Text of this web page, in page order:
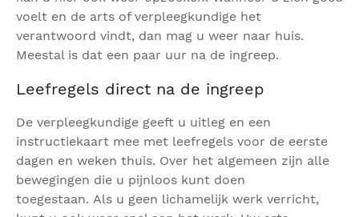
voelt en de arts of verpleegkundige het
verantwoord vindt, dan mag u weer naar huis.
Meestal is dat een paar uur na de ingreep.
Leefregels direct na de ingreep
De verpleegkundige geeft u uitleg en een
instructiekaart mee met leefregels voor de eerste
dagen en weken thuis. Over het algemeen zijn alle
bewegingen die u pijnloos kunt doen
toegestaan. Als u geen lichamelijk werk verricht,